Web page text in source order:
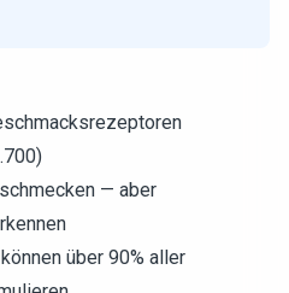
— aber
über 90% aller